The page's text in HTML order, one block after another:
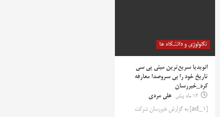
تکنولوژی و دانشگاه ها
انویدیا سریع‌ترین مینی پی سی
تاریخ خود را بی سروصدا معارفه
کرد_خبررسان
12 ماه پیش
علی مردی
[ad_1] به گزارش خبررسان شرکت